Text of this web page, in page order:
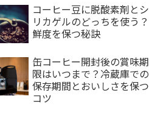
コーヒー豆に脱酸素剤とシ
リカゲルのどっちを使う？
鮮度を保つ秘訣
缶コーヒー開封後の賞味期
限はいつまで？冷蔵庫での
保存期間とおいしさを保つ
コツ